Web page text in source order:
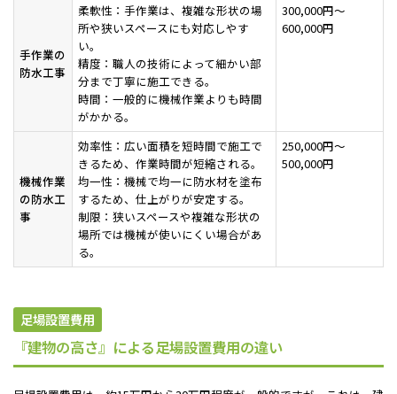
手作業の
防水工事
柔軟性：手作業は、複雑な形状の場
所や狭いスペースにも対応しやす
い。
精度：職人の技術によって細かい部
分まで丁寧に施工できる。
時間：一般的に機械作業よりも時間
がかかる。
300,000円〜
600,000円
機械作業
の防水工
事
効率性：広い面積を短時間で施工で
きるため、作業時間が短縮される。
均一性：機械で均一に防水材を塗布
するため、仕上がりが安定する。
制限：狭いスペースや複雑な形状の
場所では機械が使いにくい場合があ
る。
250,000円〜
500,000円
足場設置費用
『建物の高さ』による足場設置費用の違い